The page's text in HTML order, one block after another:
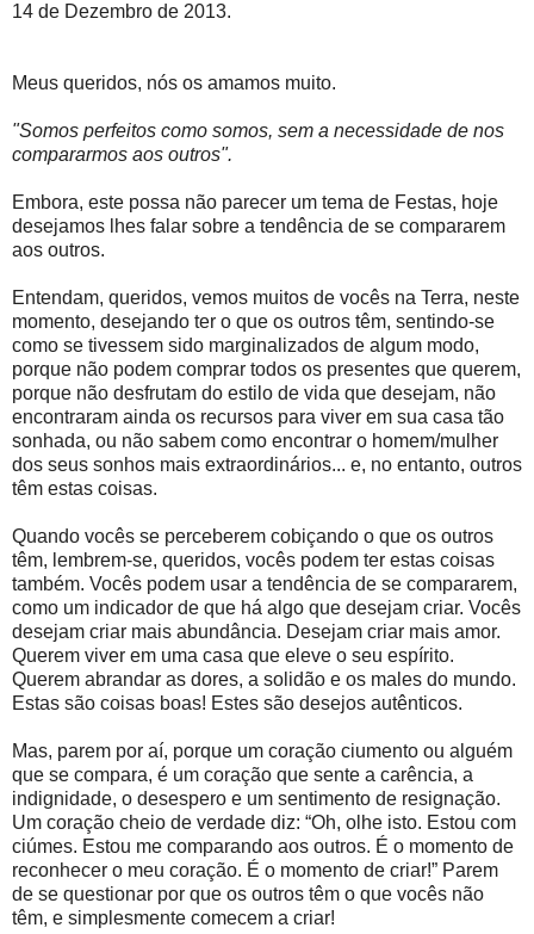
14 de Dezembro de 2013.
Meus queridos, nós os amamos muito.
"Somos perfeitos como somos, sem a necessidade de nos
compararmos aos outros".
Embora, este possa não parecer um tema de Festas, hoje
desejamos lhes falar sobre a tendência de se compararem
aos outros.
Entendam, queridos, vemos muitos de vocês na Terra, neste
momento, desejando ter o que os outros têm, sentindo-se
como se tivessem sido marginalizados de algum modo,
porque não podem comprar todos os presentes que querem,
porque não desfrutam do estilo de vida que desejam, não
encontraram ainda os recursos para viver em sua casa tão
sonhada, ou não sabem como encontrar o homem/mulher
dos seus sonhos mais extraordinários... e, no entanto, outros
têm estas coisas.
Quando vocês se perceberem cobiçando o que os outros
têm, lembrem-se, queridos, vocês podem ter estas coisas
também. Vocês podem usar a tendência de se compararem,
como um indicador de que há algo que desejam criar. Vocês
desejam criar mais abundância. Desejam criar mais amor.
Querem viver em uma casa que eleve o seu espírito.
Querem abrandar as dores, a solidão e os males do mundo.
Estas são coisas boas! Estes são desejos autênticos.
Mas, parem por aí, porque um coração ciumento ou alguém
que se compara, é um coração que sente a carência, a
indignidade, o desespero e um sentimento de resignação.
Um coração cheio de verdade diz: “Oh, olhe isto. Estou com
ciúmes. Estou me comparando aos outros. É o momento de
reconhecer o meu coração. É o momento de criar!” Parem
de se questionar por que os outros têm o que vocês não
têm, e simplesmente comecem a criar!